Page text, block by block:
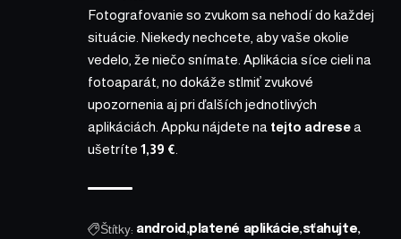
Fotografovanie so zvukom sa nehodí do každej
situácie. Niekedy nechcete, aby vaše okolie
vedelo, že niečo snímate. Aplikácia síce cieli na
fotoaparát, no dokáže stlmiť zvukové
upozornenia aj pri ďalších jednotlivých
aplikáciách. Appku nájdete na tejto adresea
ušetríte 1,39 €
Štítky: android platené aplikácie sťahujte